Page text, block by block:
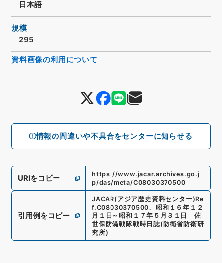
情報の間違いや不具合をセンターに知らせる
日本語
規模
295
URIをコピー
https://www.jacar.archives.go.j
p/das/meta/C08030370500
引用例をコピー
JACAR(アジア歴史資料センター)Re
f.C08030370500、 昭和１６年１２
月１日～昭和１７年５月３１日 佐
世保防備戦隊戦時日誌( 防衛省防衛研
究所)
資料画像の利用について